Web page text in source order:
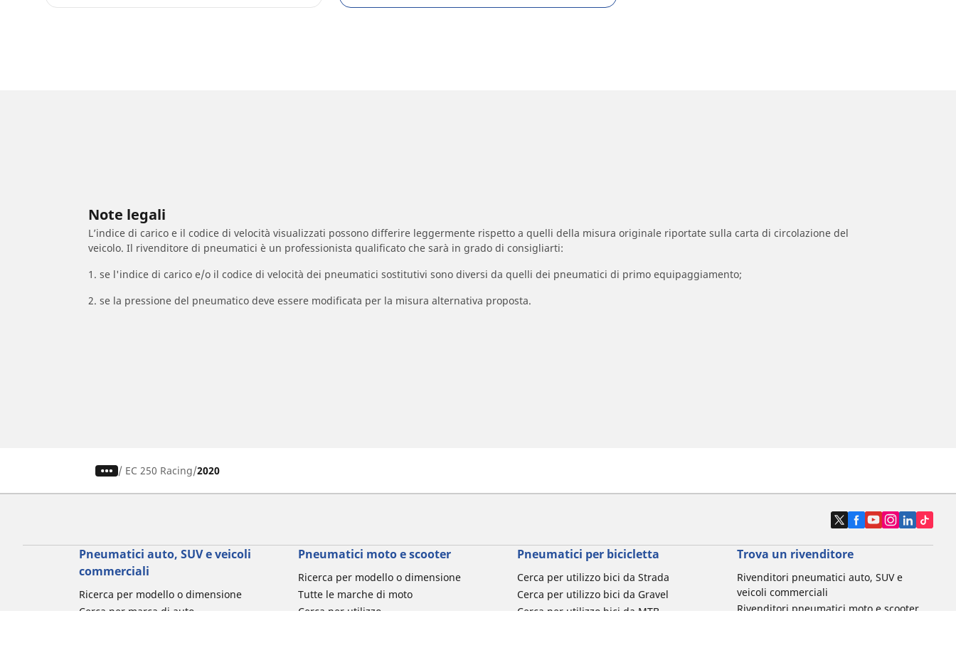
Note legali
L’indice di carico e il codice di velocità visualizzati possono differire leggermente rispetto a quelli della misura originale riportate sulla carta di circolazione del
veicolo. Il rivenditore di pneumatici è un professionista qualificato che sarà in grado di consigliarti:
1. se l'indice di carico e/o il codice di velocità dei pneumatici sostitutivi sono diversi da quelli dei pneumatici di primo equipaggiamento;
2. se la pressione del pneumatico deve essere modificata per la misura alternativa proposta.
/ EC 250 Racing 2020
Pneumatici auto, SUV e veicoli
commerciali
Ricerca per modello o dimensione
Cerca per marca di auto
Pneumatici moto e scooter
Ricerca per modello o dimensione
Tutte le marche di moto
Cerca per utilizzo
Pneumatici per bicicletta
Cerca per utilizzo bici da Strada
Cerca per utilizzo bici da Gravel
Cerca per utilizzo bici da MTB
Trova un rivenditore
Rivenditori pneumatici auto, SUV e
veicoli commerciali
Rivenditori pneumatici moto e scooter